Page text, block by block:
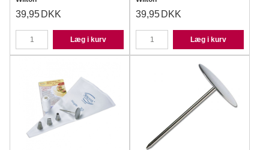
39,95 DKK
Læg i kurv
39,95 DKK
Læg i kurv